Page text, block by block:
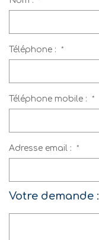
Téléphone : *
Téléphone mobile : *
Adresse email : *
Votre demande :